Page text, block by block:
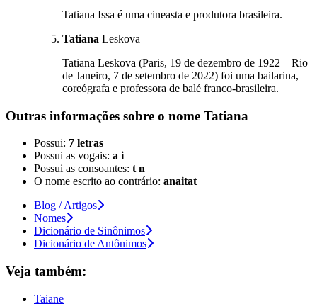
Tatiana Issa é uma cineasta e produtora brasileira.
Tatiana Leskova
Tatiana Leskova (Paris, 19 de dezembro de 1922 – Rio
de Janeiro, 7 de setembro de 2022) foi uma bailarina,
coreógrafa e professora de balé franco-brasileira.
Outras informações sobre o nome Tatiana
Possui: 7 letras
Possui as vogais: a i
Possui as consoantes: t n
O nome escrito ao contrário: anaitat
Blog / Artigos
Nomes
Dicionário de Sinônimos
Dicionário de Antônimos
Veja também:
Taiane